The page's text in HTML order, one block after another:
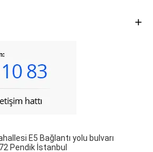
E5 Bağlantı yolu bulvarı
Pendik İstanbul